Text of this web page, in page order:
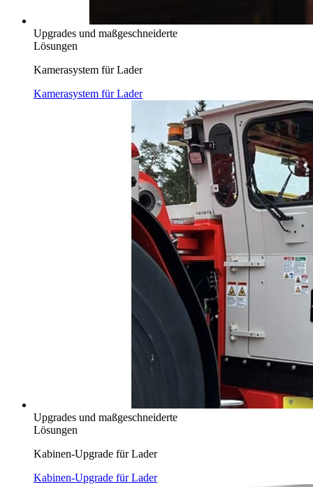
Upgrades und maßgeschneiderte
Lösungen
Kamerasystem für Lader
Kamerasystem für Lader
Upgrades und maßgeschneiderte
Lösungen
Kabinen-Upgrade für Lader
Kabinen-Upgrade für Lader